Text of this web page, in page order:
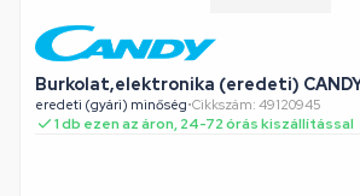
Burkolat,elektronika (eredeti)
eredeti (gyári) minőség•Cikkszám: 49120945
1 db ezen az áron, 24-72 órás kiszállítással